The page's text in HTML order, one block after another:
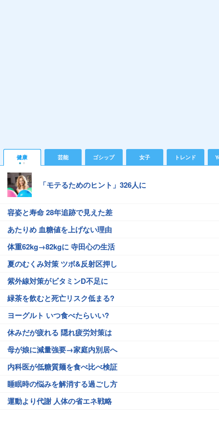
健康 芸能 ゴシップ 女子 トレンド
「モテるためのヒント」326人に
容姿と寿命 28年追跡で見えた差
あたりめ 血糖値を上げない理由
体重62kg→82kgに 寺田心の生活
夏のむくみ対策 ツボ&反射区押し
紫外線対策がビタミンD不足に
緑茶を飲むと死亡リスク低まる?
ヨーグルト いつ食べたらいい?
休みだが疲れる 隠れ疲労対策は
母が娘に減量強要→家庭内別居へ
内科医が低糖質麺を食べ比べ検証
睡眠時の悩みを解消する過ごし方
運動より代謝 人体の省エネ戦略